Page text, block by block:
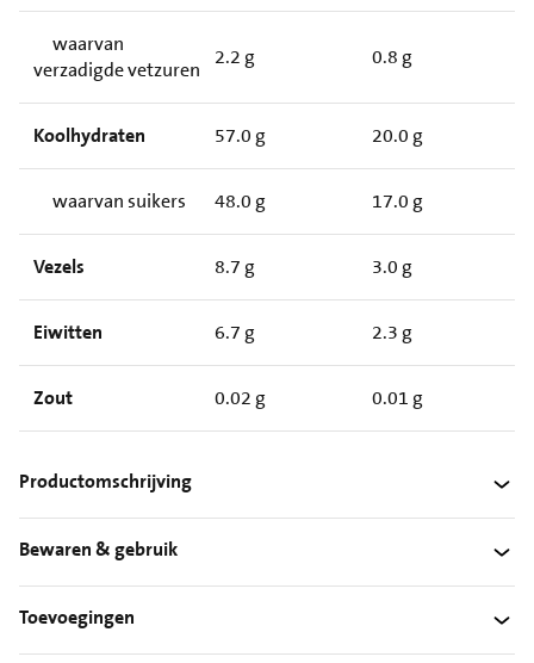
waarvan
verzadigde vetzuren
2.2 g 0.8 g
Koolhydraten 57.0 g 20.0 g
waarvan suikers 48.0 g 17.0 g
Vezels 8.7 g 3.0 g
Eiwitten 6.7 g 2.3 g
Zout 0.02 g 0.01 g
Productomschrijving
Bewaren & gebruik
Toevoegingen